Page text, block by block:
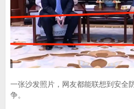
一张沙发照片，网友都能联想到安全
争。